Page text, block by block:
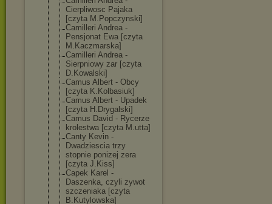
Cierpliwosc Pajaka
[czyta M.Popczynski]
Camilleri Andrea -
Pensjonat Ewa [czyta
M.Kaczmarska]
Camilleri Andrea -
Sierpniowy zar [czyta
D.Kowalski]
Camus Albert - Obcy
[czyta K.Kolbasiuk]
Camus Albert - Upadek
[czyta H.Drygalski]
Camus David - Rycerze
krolestwa [czyta M.utta]
Canty Kevin -
Dwadziescia trzy
stopnie ponizej zera
[czyta J.Kiss]
Capek Karel -
Daszenka, czyli zywot
szczeniaka [czyta
B.Kutylowska]